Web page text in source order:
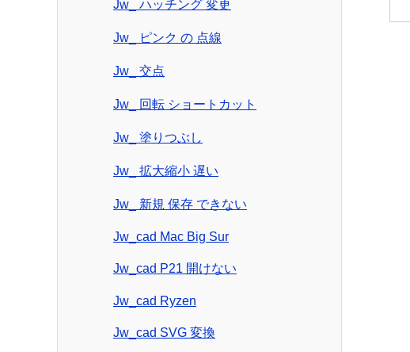
Jw_ ハッチング 変更
Jw_ ピンク の 点線
Jw_ 交点
Jw_ 回転 ショートカット
Jw_ 塗りつぶし
Jw_ 拡大縮小 遅い
Jw_ 新規 保存 できない
Jw_cad Mac Big Sur
Jw_cad P21 開けない
Jw_cad Ryzen
Jw_cad SVG 変換